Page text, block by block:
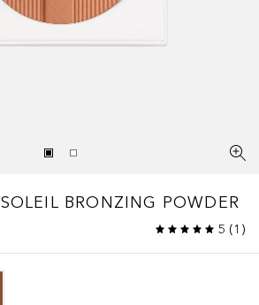
SOLEIL BRONZING POWDER
5 (1 )